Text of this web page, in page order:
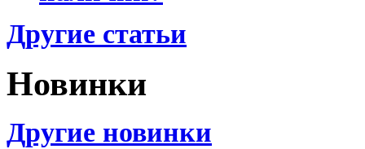
Другие статьи
Новинки
Другие новинки